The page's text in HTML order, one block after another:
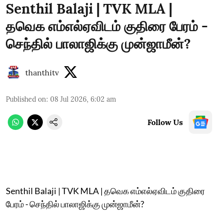
Senthil Balaji | TVK MLA |
தவெக எம்எல்ஏவிடம் குதிரை பேரம் -
செந்தில் பாலாஜிக்கு முன்ஜாமீன்?
thanthitv
Published on: 08 Jul 2026, 6:02 am
Follow Us
Senthil Balaji | TVK MLA | தவெக எம்எல்ஏவிடம் குதிரை
பேரம் - செந்தில் பாலாஜிக்கு முன்ஜாமீன்?